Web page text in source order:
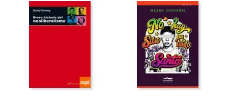
50%
dcto.